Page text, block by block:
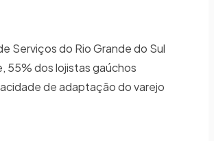
Serviços do Rio Grande do Sul
55% dos lojistas gaúchos
de adaptação do varejo